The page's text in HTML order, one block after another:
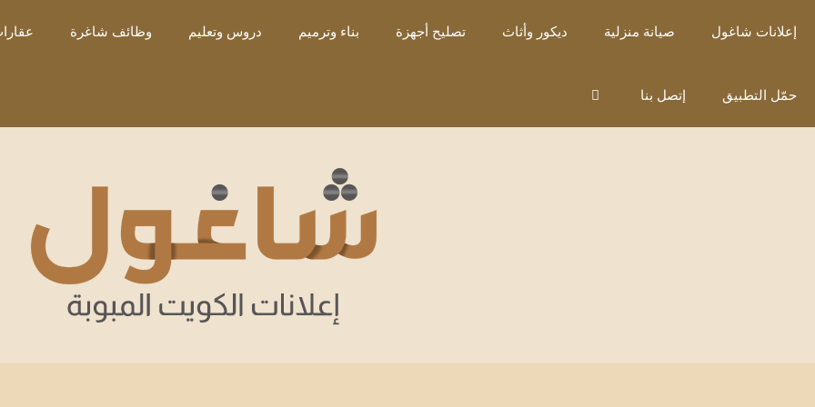
إلىإعلانات شاغول صيانة منزلية ديكور وأثاث تصليح أجهزة بناء وترميم دروس وتعليم وظائف شاغرة
حمّل التطبيق إتصل بنا